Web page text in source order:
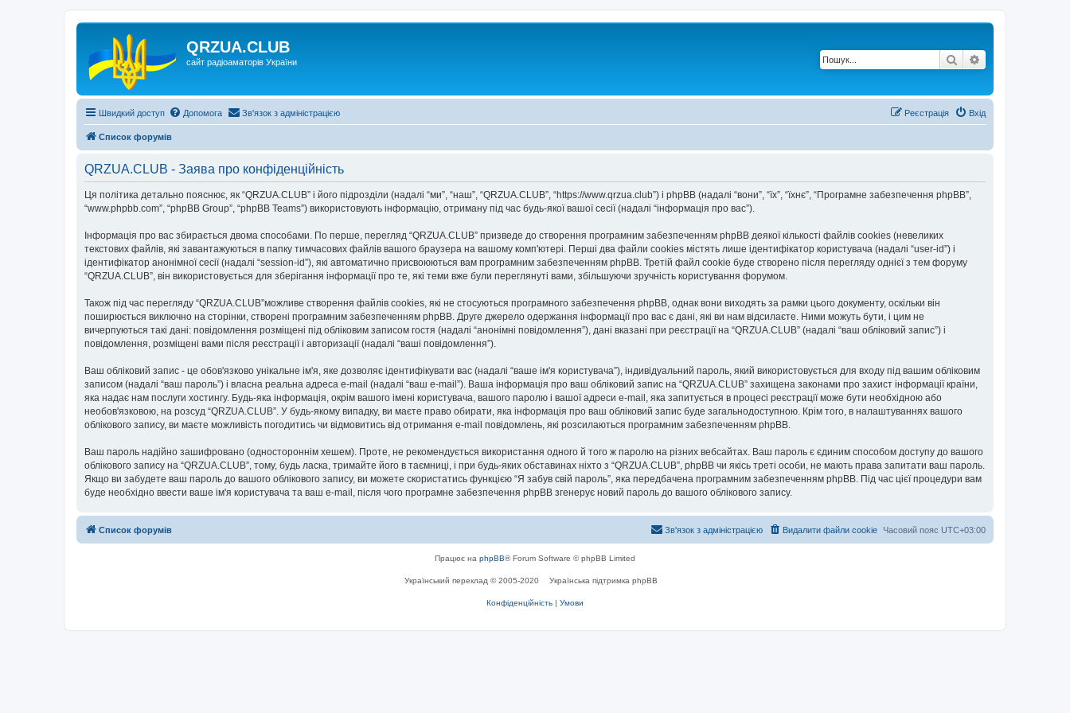
QRZUA.CLUB
сайт радіоаматорів України Пошук
Швидкий доступ Допомога Зв'язок з адміністрацією Вхід
Реєстрація
Список форумів
QRZUA.CLUB - Заява про конфіденційність
Ця політика детально пояснює, як “QRZUA.CLUB” і його підрозділи (надалі “ми”, “наш”, “QRZUA.CLUB”, “https://www.qrzua.club”) і phpBB (надалі “вони”, “їх”, “їхнє”, “Програмне забезпечення phpBB”,
“www.phpbb.com”, “phpBB Group”, “phpBB Teams”) використовують інформацію, отриману під час будь-якої вашої сесії (надалі “інформація про вас”).
Інформація про вас збирається двома способами. По перше, перегляд “QRZUA.CLUB” призведе до створення програмним забезпеченням phpBB деякої кількості файлів cookies (невеликих
текстових файлів, які завантажуються в папку тимчасових файлів вашого браузера на вашому комп'ютері. Перші два файли cookies містять лише ідентифікатор користувача (надалі “user-id”) і
ідентифікатор анонімної сесії (надалі “session-id”), які автоматично присвоюються вам програмним забезпеченням phpBB. Третій файл cookie буде створено після перегляду однієї з тем форуму
“QRZUA.CLUB”, він використовується для зберігання інформації про те, які теми вже були переглянуті вами, збільшуючи зручність користування форумом.
Також під час перегляду “QRZUA.CLUB”можливе створення файлів cookies, які не стосуються програмного забезпечення phpBB, однак вони виходять за рамки цього документу, оскільки він
поширюється виключно на сторінки, створені програмним забезпеченням phpBB. Друге джерело одержання інформації про вас є дані, які ви нам відсилаєте. Ними можуть бути, і цим не
вичерпуються такі дані: повідомлення розміщені під обліковим записом гостя (надалі “анонімні повідомлення”), дані вказані при реєстрації на “QRZUA.CLUB” (надалі “ваш обліковий запис”) і
повідомлення, розміщені вами після реєстрації і авторизації (надалі “ваші повідомлення”).
Ваш обліковий запис - це обов'язково унікальне ім'я, яке дозволяє ідентифікувати вас (надалі “ваше ім'я користувача”), індивідуальний пароль, який використовується для входу під вашим обліковим
записом (надалі “ваш пароль”) і власна реальна адреса e-mail (надалі “ваш e-mail”). Ваша інформація про ваш обліковий запис на “QRZUA.CLUB” захищена законами про захист інформації країни,
яка надає нам послуги хостингу. Будь-яка інформація, окрім вашого імені користувача, вашого паролю і вашої адреси e-mail, яка запитується в процесі реєстрації може бути необхідною або
необов'язковою, на розсуд “QRZUA.CLUB”. У будь-якому випадку, ви маєте право обирати, яка інформація про ваш обліковий запис буде загальнодоступною. Крім того, в налаштуваннях вашого
облікового запису, ви маєте можливість погодитись чи відмовитись від отримання e-mail повідомлень, які розсилаються програмним забезпеченням phpBB.
Ваш пароль надійно зашифровано (одностороннім хешем). Проте, не рекомендується використання одного й того ж паролю на різних вебсайтах. Ваш пароль є єдиним способом доступу до вашого
облікового запису на “QRZUA.CLUB”, тому, будь ласка, тримайте його в таємниці, і при будь-яких обставинах ніхто з “QRZUA.CLUB”, phpBB чи якісь треті особи, не мають права запитати ваш пароль.
Якщо ви забудете ваш пароль до вашого облікового запису, ви можете скористатись функцією “Я забув свій пароль”, яка передбачена програмним забезпеченням phpBB. Під час цієї процедури вам
буде необхідно ввести ваше ім'я користувача та ваш e-mail, після чого програмне забезпечення phpBB згенерує новий пароль до вашого облікового запису.
Список форумів Часовий пояс UTC+03:00
Видалити файли cookie
Зв'язок з адміністрацією
Працює на phpBB® Forum Software © phpBB Limited
Український переклад © 2005-2020 Українська підтримка phpBB
Конфіденційність | Умови